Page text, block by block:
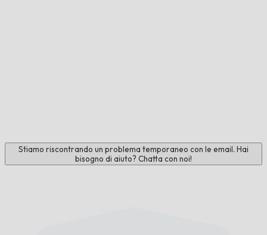
Stiamo riscontrando un problema temporaneo con le email. Hai
bisogno di aiuto? Chatta con noi!